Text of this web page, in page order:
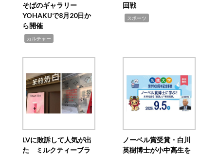
そばのギャラリー
YOHAKUで8月20日か
ら開催
カルチャー
回戦
スポーツ
LVに敗訴して人気が出
た ミルクティーブラ
ノーベル賞受賞・白川
英樹博士が小中高生を